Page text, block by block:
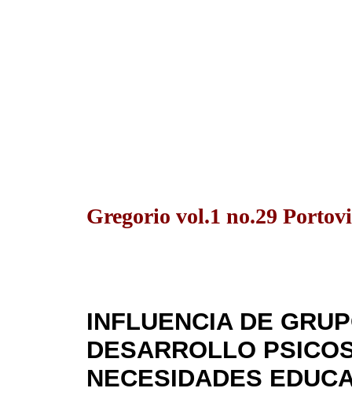
Gregorio vol.1 no.29
INFLUENCIA DE
DESARROLLO
NECESIDADES